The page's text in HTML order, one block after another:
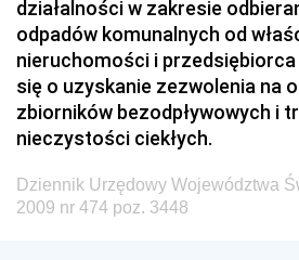
Dziennik Urzędowy Ministra
Technologii
Dziennik Urzędowy Ministra
Dziennik Urzędowy Naczelnego
Państwowych
Dziennik Urzędowy Ministra
Rozwoju
działalności w zakresie
odpadów komunalnych od
nieruchomości i
się o uzyskanie zezwolenia na
zbiorników bezodpływowych i
nieczystości ciekłych.
Dziennik Urzędowy Województwa
2009 nr 474 poz. 3448